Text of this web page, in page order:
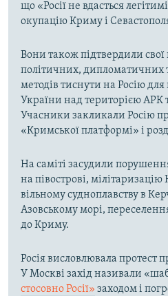
що «Росії не вдасться
окупацію Криму і
Вони також підтвердили
політичних, дипломатичних
методів тиснути на Росію
України над територією АРК
Учасники закликали Росію
«Кримської платформі» і
На саміті засудили
на півострові,
вільному судноплавству в
Азовському морі,
до Криму.
Росія висловлювала протест
У Москві захід називали
стосовно Росії» заходом і